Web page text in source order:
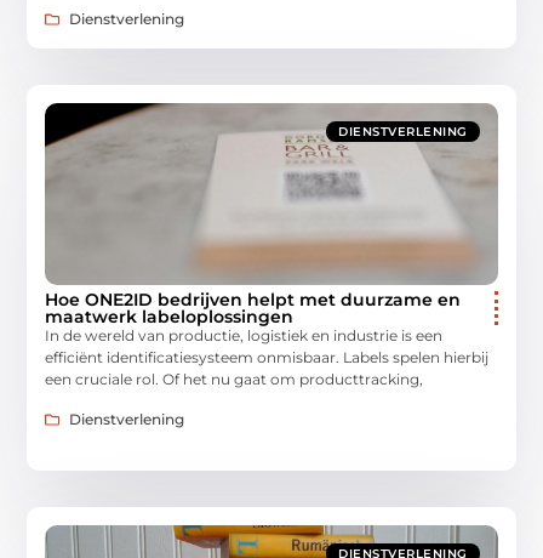
Dienstverlening
DIENSTVERLENING
Hoe ONE2ID bedrijven helpt met duurzame en
maatwerk labeloplossingen
In de wereld van productie, logistiek en industrie is een
efficiënt identificatiesysteem onmisbaar. Labels spelen hierbij
een cruciale rol. Of het nu gaat om producttracking,
Dienstverlening
DIENSTVERLENING